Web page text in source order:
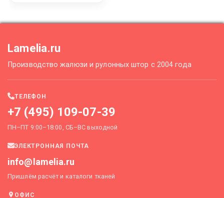
Lamelia.ru
Производство жалюзи и рулонных штор с 2004 года
ТЕЛЕФОН
+7 (495) 109-07-39
ПН–ПТ 9:00–18:00, СБ–ВС выходной
ЭЛЕКТРОННАЯ ПОЧТА
info@lamelia.ru
Пришлём расчёт и каталоги тканей
ОФИС